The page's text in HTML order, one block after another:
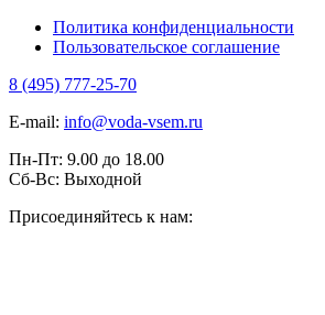
Политика конфиденциальности
Пользовательское соглашение
8 (495) 777-25-70
E-mail: info@voda-vsem.ru
Пн-Пт: 9.00 до 18.00
Сб-Вс: Выходной
Присоединяйтесь к нам: